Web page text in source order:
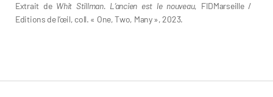
Extrait de Whit Stillman. L’ancien est le nouveau, FIDMarseille /
Editions de l’œil, coll. « One, Two, Many », 2023.